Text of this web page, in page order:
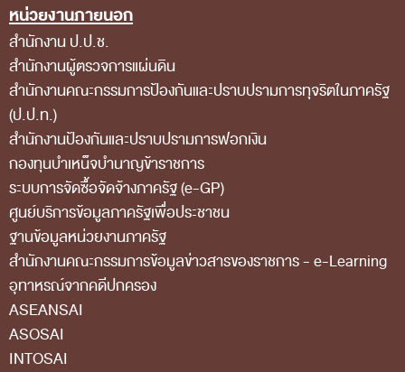
สถิติการตรวจสอบรายงานการเงิน
ข้อมูลสาธารณะ
ข่าวสารการจัดซื้อจัดจ้างของ สตง.
แผนการจัดซื้อจัดจ้าง
ประกาศประกวดราคา/ราคากลาง/ขายพัสดุเสื่อม
สภาพ
สรุปผลการจัดซื้อจัดจ้าง
ข้อมูลสาระสำคัญในสัญญา
การรายงานผลการจัดซื้อจัดจ้าง หรือการจัดการ
พัสดุ
การประเมิน ITA
หน่วยงานภายนอก
สำนักงาน ป.ป.ช.
สำนักงานผู้ตรวจการแผ่นดิน
สำนักงานคณะกรรมการป้องกันและปราบปรามการทุจริตในภาครัฐ
(ป.ป.ท.)
สำนักงานป้องกันและปราบปรามการฟอกเงิน
กองทุนบำเหน็จบำนาญข้าราชการ
ระบบการจัดซื้อจัดจ้างภาครัฐ (e-GP)
ศูนย์บริการข้อมูลภาครัฐเพื่อประชาชน
ฐานข้อมูลหน่วยงานภาครัฐ
สํานักงานคณะกรรมการข้อมูลข่าวสารของราชการ - e-Learning
อุทาหรณ์จากคดีปกครอง
ASEANSAI
ASOSAI
INTOSAI